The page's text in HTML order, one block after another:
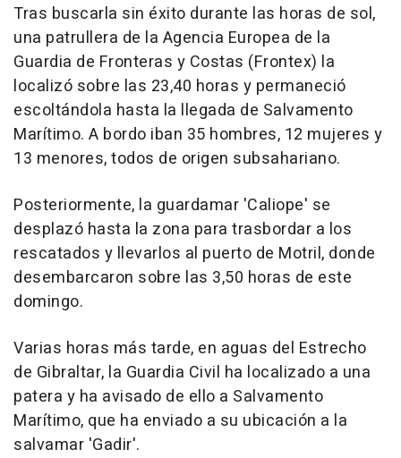
Tras buscarla sin éxito durante las horas de sol,
una patrullera de la Agencia Europea de la
Guardia de Fronteras y Costas (Frontex) la
localizó sobre las 23,40 horas y permaneció
escoltándola hasta la llegada de Salvamento
Marítimo. A bordo iban 35 hombres, 12 mujeres y
13 menores, todos de origen subsahariano.
Posteriormente, la guardamar 'Caliope' se
desplazó hasta la zona para trasbordar a los
rescatados y llevarlos al puerto de Motril, donde
desembarcaron sobre las 3,50 horas de este
domingo.
Varias horas más tarde, en aguas del Estrecho
de Gibraltar, la Guardia Civil ha localizado a una
patera y ha avisado de ello a Salvamento
Marítimo, que ha enviado a su ubicación a la
salvamar 'Gadir'.